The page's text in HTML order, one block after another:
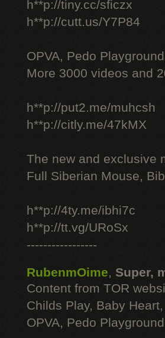
h**p://tiny.cc/sficzx
h**p://cutt.us/Y7P84
OPVA, Pedo
More 3000 videos and
h**p://put2.me/muhcsh
h**p://citly.me/47kMX
The new and exclusive
Full Siberian Mouse,
h**p://4ty.me/ibhi7c
h**p://tt.vg/URoSx
-----------------
RubenmOime, Super,
Content from TOR
Childs Play, Baby
OPVA, Pedo